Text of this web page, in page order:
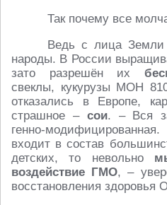
Так почему все
Ведь с лица Земли
народы. В России
зато разрешён их
свеклы, кукурузы МОН
отказались в Европе,
страшное – сои. – Вся
генно-
входит в состав
детских, то невольно
воздействие ГМО, –
восстановления здоровья